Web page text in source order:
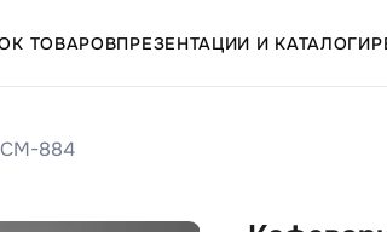
ТОВАРОВПРЕЗЕНТАЦИИ И КАТАЛОГИ
884